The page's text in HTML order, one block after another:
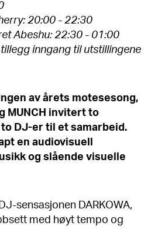
20:00 - 22:30
Abeshu: 22:30 - 01:00
inngang til utstillingene
av årets motesesong,
MUNCH invitert to
DJ-er til et samarbeid.
en audiovisuell
og slående visuelle
sensasjonen DARKOWA,
med høyt tempo og